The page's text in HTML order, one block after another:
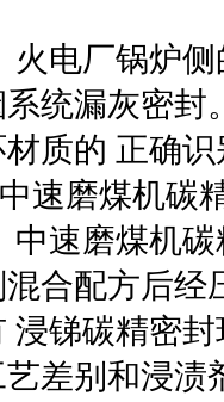
电厂锅炉侧
系统漏灰密封
材质的 正确
速磨煤机碳
速磨煤机碳
混合配方后
浸锑碳精密
艺差别和浸渍